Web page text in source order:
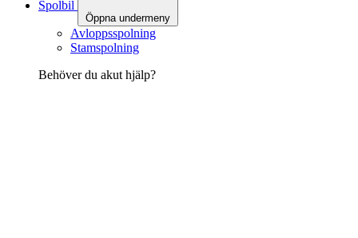
Spolbil
Öppna undermeny
Avloppsspolning
Stamspolning
Behöver du akut hjälp?